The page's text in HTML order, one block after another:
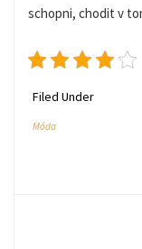
schopni, chodit v
Filed Under
Móda